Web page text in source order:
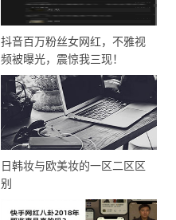
抖音百万粉丝女网红，不雅视
频被曝光，震惊我三现！
日韩妆与欧美妆的一区二区区
别